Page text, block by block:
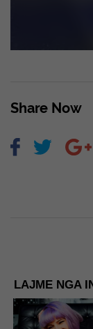
Share Now
LAJME NGA